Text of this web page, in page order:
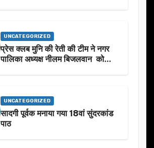
UNCATEGORIZED
प्रेस क्लब मुनि की रेती की टीम ने नगर
पालिका अध्यक्ष नीलम बिजलवान को
UNCATEGORIZED
सादगी पूर्वक मनाया गया 18वां सुंदरकांड
पाठ